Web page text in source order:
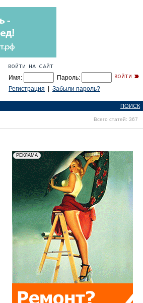
Имя:
Пароль:
Регистрация
Забыли пароль?
ПОИСК
Всего статей: 367